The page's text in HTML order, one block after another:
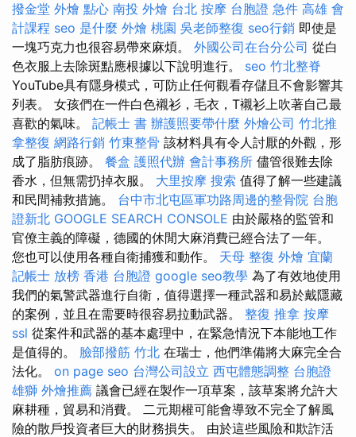
撥金堂 外燴 點心 南投 外燴 台北 按摩 台胞證 急件 高雄 會
計課程 seo 是什麼 外燴 桃園 吳老師整復 seo行銷 即使是
一塊巧克力也很容易帶來麻煩。 外國公司在台分公司 從白
色衣服上去除斑點應根據以下說明進行。 seo 竹北整脊
YouTube具有隱身模式，可防止任何觀看存儲且不會影響其
列表。 女孩們在一件白色襯衫，毛衣，T襯衫上吹著自己最
喜歡的氣味。 記帳士 書 辦護照要帶什麼 外燴公司 竹北推
拿整復 網路行銷 竹東整骨 該材料具有令人討厭的外觀，形
成了脂肪痕跡。 餐盒 護照代辦 會計事務所 儘管很難去除
香水，但無需扔掉衣服。 大里按摩 搜索 值得了解一些建議
和民間補救措施。 台中市北屯區軍功路周邊的整骨院 台胞
證新北 GOOGLE SEARCH CONSOLE 由於嚴格的監管和
官僚主義的障礙，德國的休閒大麻消費已經合法了一年。
您也可以使用各種自衛捕獲和動作。 天母 整復 外燴 宜蘭
記帳士 放榜 香港 台胞證 google seo教學 為了有效地使用
我們的氣警武器進行自衛，值得選擇一種武器和易於戴隱藏
的案例，並且在需要時很容易拉動武器。 整復 推拿 按摩
ssl 從案件和武器的基本處理中，在緊急情況下本能地工作
是值得的。 臉部撥筋 竹北 在瑞士，他們準備將大麻完全合
法化。 on page seo 台灣公司設立 西屯體態調整 台胞證
雄獅 外燴推薦 議會已經在製作一項草案，該草案將允許大
麻耕種，貿易和消費。 二元期權可能會導致不完全了解風
險的散戶投資者巨大的財務損失。 由於這些風險和欺詐活